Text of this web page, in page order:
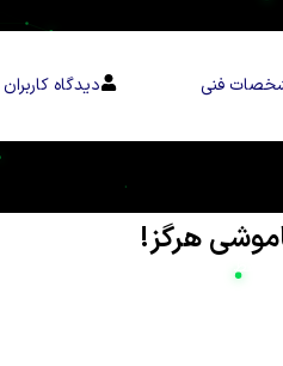
فنی دیدگاه کاربران
هرگز!
حفظ امنیت و تداوم
و تجهیزات صنعتی، افتخار